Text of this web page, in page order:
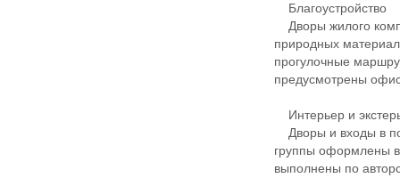
Благоустройство
Дворы жилого
природных
прогулочные
предусмотрены
Интерьер и
Дворы и входы в
группы оформлены
выполнены по